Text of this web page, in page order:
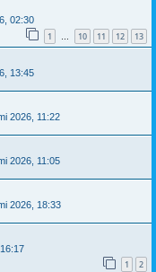
02:30
1 … 10 11 12 13
13:45
2026, 11:22
2026, 11:05
2026, 18:33
1 2